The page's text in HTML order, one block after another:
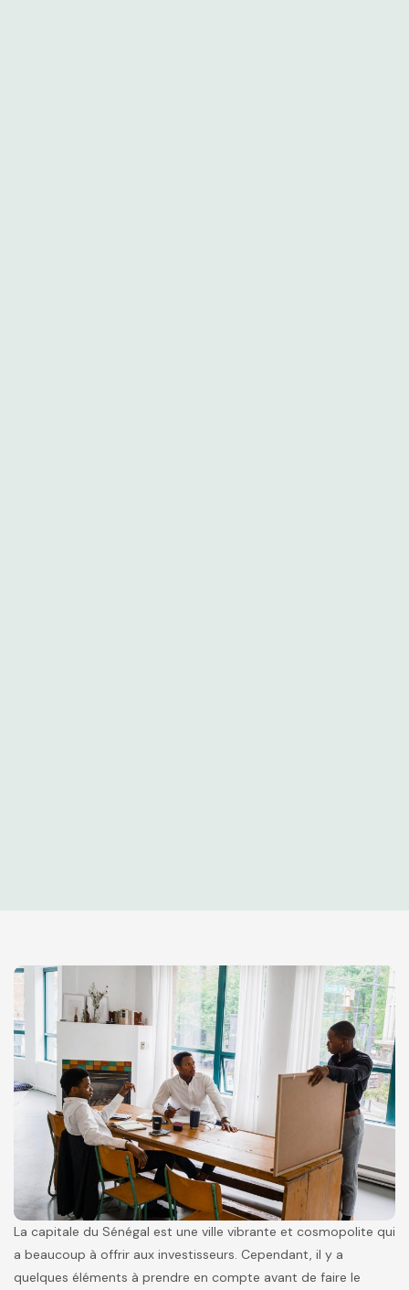
La capitale du Sénégal est une ville vibrante et cosmopolite qui
a beaucoup à offrir aux investisseurs. Cependant, il y a
quelques éléments à prendre en compte avant de faire le